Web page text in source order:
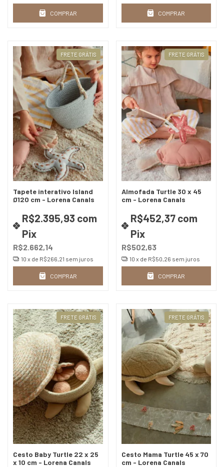
COMPRAR COMPRAR
FRETE GRÁTIS
Tapete interativo Island
Ø120 cm - Lorena Canals
R$2.662,14
R$2.395,93 com
Pix
10 x de R$266,21 sem juros
COMPRAR
FRETE GRÁTIS
Almofada Turtle 30 x 45
cm - Lorena Canals
R$502,63
R$452,37 com
Pix
10 x de R$50,26 sem juros
COMPRAR
FRETE GRÁTIS
Cesto Baby Turtle 22 x 25
x 10 cm - Lorena Canals
FRETE GRÁTIS
Cesto Mama Turtle 45 x 70
cm - Lorena Canals